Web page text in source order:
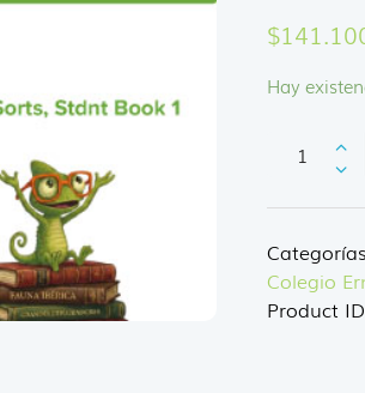
$
Hay
STDNT
1
cantidad
Colegio
Product